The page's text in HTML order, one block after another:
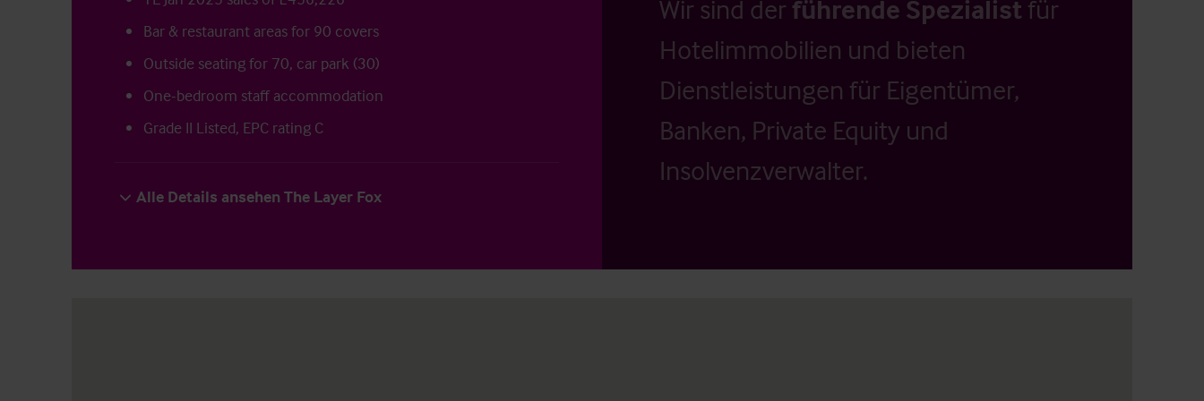
Bar & restaurant areas for 90 covers
Outside seating for 70, car park (30)
One-bedroom staff accommodation
Grade II Listed, EPC rating C
Alle Details ansehen The Layer Fox
Wir sind der führende Spezialistfür
Hotelimmobilien und bieten
Dienstleistungen für Eigentümer,
Banken, Private Equity und
Insolvenzverwalter.